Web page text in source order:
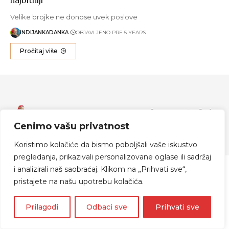
Cenimo vašu privatnost
Koristimo kolačiće da bismo poboljšali vaše iskustvo
pregledanja, prikazivali personalizovane oglase ili sadržaj
i analizirali naš saobraćaj. Klikom na „Prihvati sve“,
pristajete na našu upotrebu kolačića.
Prilagodi Odbaci sve Prihvati sve
Velike brojke ne donose uvek poslove
INDIJANKADANKA OBJAVLJENO PRE 5 YEARS
Pročitaj više
© 2024 Indijanka Danka